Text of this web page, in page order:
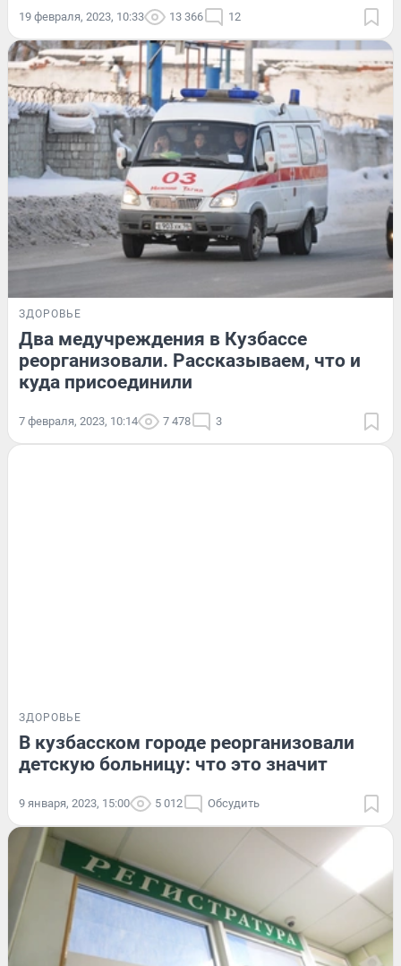
19 февраля, 2023, 10:33 13 366 12
ЗДОРОВЬЕ
Два медучреждения в Кузбассе
реорганизовали. Рассказываем, что и
куда присоединили
7 февраля, 2023, 10:14 7 478 3
ЗДОРОВЬЕ
В кузбасском городе реорганизовали
детскую больницу: что это значит
9 января, 2023, 15:00 5 012 Обсудить